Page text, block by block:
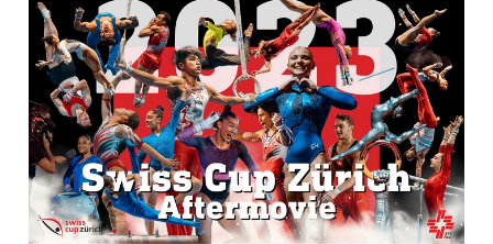
Swiss Cup Zürich 2023 | Aftermovie